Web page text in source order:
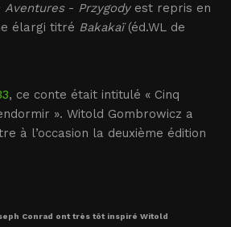
Aventures- Przygodyest repris en
élargi titré Bakakaï(éd.WL de
, ce conte était intitulé « Cinq
». Witold Gombrowicz a
à l’occasion la deuxième édition
Conrad ont très tôt inspiré Witold